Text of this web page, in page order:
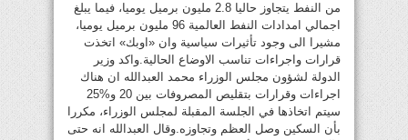
من النفط يتجاوز حاليا 2.8 مليون برميل يوميا، فيما يبلغ
اجمالي امدادات النفط العالمية 96 مليون برميل يوميا،
مشيرا الى وجود تأثيرات سياسية وان «اوبك» اتخذت
قرارات واجراءات تناسب الاوضاع الحالية.واكد وزير
الدولة لشؤون مجلس الوزراء محمد العبدالله ان هناك
اجراءات وقرارات بتقليص المصروفات بين 20 و%25
سيتم اتخاذها في الجلسة المقبلة لمجلس الوزراء، مكررا
بأن السكين وصل العظم وتجاوزه.وقال العبدالله انه حتى